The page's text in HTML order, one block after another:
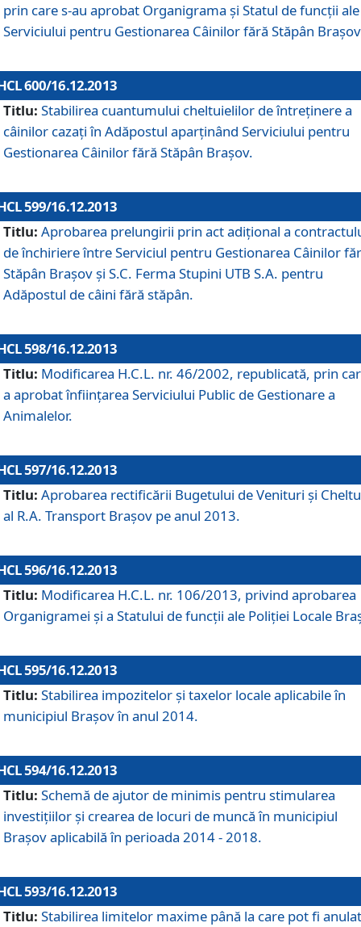
prin care s-au aprobat Organigrama şi Statul de funcţii ale
Serviciului pentru Gestionarea Câinilor fără Stăpân
600/16.12.2013
Titlu: Stabilirea cuantumului cheltuielilor de întreţinere a
câinilor cazaţi în Adăpostul aparţinând Serviciului pentru
Gestionarea Câinilor fără Stăpân Braşov.
599/16.12.2013
Titlu: Aprobarea prelungirii prin act adiţional a
de închiriere între Serviciul pentru Gestionarea Câinilor
Stăpân Braşov şi S.C. Ferma Stupini UTB S.A. pentru
Adăpostul de câini fără stăpân.
598/16.12.2013
Titlu: Modificarea H.C.L. nr. 46/2002, republicată, prin
a aprobat înfiinţarea Serviciului Public de Gestionare a
Animalelor.
597/16.12.2013
Titlu: Aprobarea rectificării Bugetului de Venituri şi
al R.A. Transport Braşov pe anul 2013.
596/16.12.2013
Titlu: Modificarea H.C.L. nr. 106/2013, privind aprobarea
Organigramei şi a Statului de funcţii ale Poliţiei Locale
595/16.12.2013
Titlu: Stabilirea impozitelor şi taxelor locale aplicabile în
municipiul Braşov în anul 2014.
594/16.12.2013
Titlu: Schemă de ajutor de minimis pentru stimularea
investiţiilor şi crearea de locuri de muncă în municipiul
Braşov aplicabilă în perioada 2014 - 2018.
593/16.12.2013
Titlu: Stabilirea limitelor maxime până la care pot fi